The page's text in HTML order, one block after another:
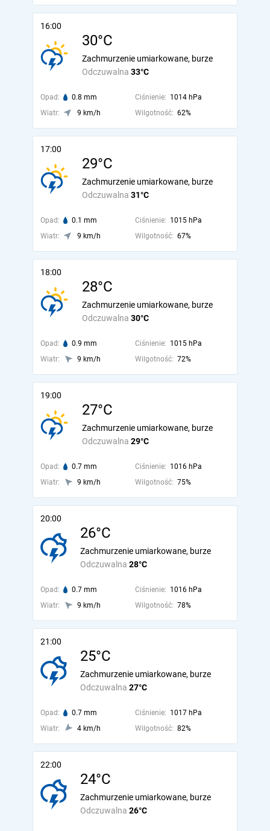
16:00
30°C
Odczuwalna 33°C
Zachmurzenie umiarkowane, burze
Opad: 0.8 mm Ciśnienie: 1014 hPa
Wiatr:
9 km/h Wilgotność: 62%
17:00
29°C
Odczuwalna 31°C
Zachmurzenie umiarkowane, burze
Opad: 0.1 mm Ciśnienie: 1015 hPa
Wiatr:
9 km/h Wilgotność: 67%
18:00
28°C
Odczuwalna 30°C
Zachmurzenie umiarkowane, burze
Opad: 0.9 mm Ciśnienie: 1015 hPa
Wiatr:
9 km/h Wilgotność: 72%
19:00
27°C
Odczuwalna 29°C
Zachmurzenie umiarkowane, burze
Opad: 0.7 mm Ciśnienie: 1016 hPa
Wiatr:
9 km/h Wilgotność: 75%
20:00
26°C
Odczuwalna 28°C
Zachmurzenie umiarkowane, burze
Opad: 0.7 mm Ciśnienie: 1016 hPa
Wiatr:
9 km/h Wilgotność: 78%
21:00
25°C
Odczuwalna 27°C
Zachmurzenie umiarkowane, burze
Opad: 0.7 mm Ciśnienie: 1017 hPa
Wiatr:
4 km/h Wilgotność: 82%
22:00
24°C
Odczuwalna 26°C
Zachmurzenie umiarkowane, burze